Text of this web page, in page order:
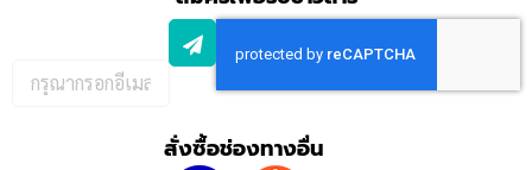
กรอก
สั่งซื้อช่องทางอื่น